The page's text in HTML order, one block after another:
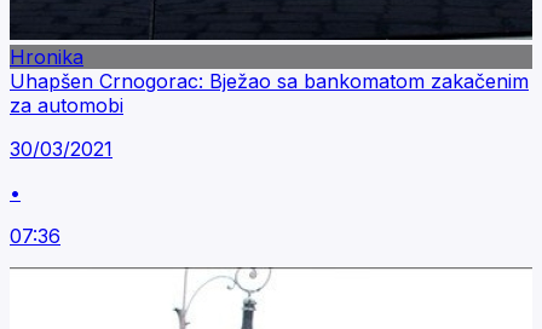
Hronika
Uhapšen Crnogorac: Bježao sa bankomatom zakačenim
za automobi
30/03/2021
•
07:36